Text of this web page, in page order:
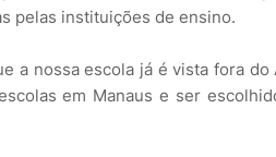
pelas instituições de ensino.
a nossa escola já é vista fora do
em Manaus e ser